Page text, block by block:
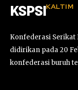
KSPSI KALTIM
Konfederasi Serikat
didirikan pada 20
konfederasi buruh